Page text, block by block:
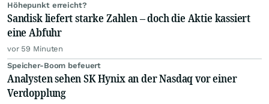
Höhepunkt erreicht?
Sandisk liefert starke Zahlen – doch die Aktie kassiert
eine Abfuhr
vor 59 Minuten
Speicher-Boom befeuert
Analysten sehen SK Hynix an der Nasdaq vor einer
Verdopplung